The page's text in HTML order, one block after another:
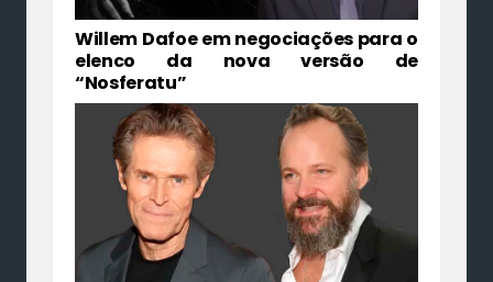
Willem Dafoe em negociações para o
elenco da nova versão de
“Nosferatu”